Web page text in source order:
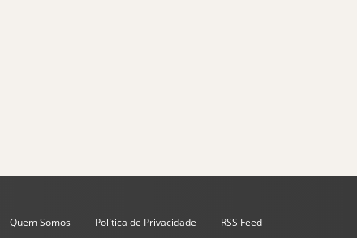
Quem Somos Política de Privacidade RSS Feed